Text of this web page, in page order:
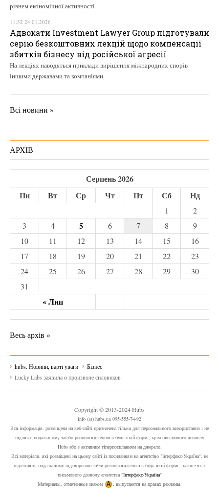
рівнем економічної активності
11:32 24.01.2026
Адвокати Investment Lawyer Group підготували
серію безкоштовних лекцій щодо компенсації
збитків бізнесу від російської агресії
На лекціях наводяться приклади вирішення міжнародних спорів
іншими державами та компаніями
Всі новини »
АРХІВ
Серпень 2026
Пн
Вт Ср Чт Пт Сб Нд
« Лип
1
2
3
4 5 6 7 8
9
10
11 12 13 14 15
16
17
18 19 20 21 22
23
24
25 26 27 28 29
30
31
Весь архів »
hubs. Новини, варті уваги
Бізнес
Lucky Labs заявила о произволе силовиков
Copyright © 2013-2024 Hubs
info (at) hubs.ua 095-555-74-92
Вся інформація, розміщена на веб-сайті призначена тільки для персонального використання і не
підлягає подальшому та/або розповсюдженню в будь-якій формі, крім письмового дозволу
Hubs або з активним гіперпосиланням на джерело.
Всі матеріали, які розміщені на цьому сайті із посиланням на агентство "Інтерфакс-Україна", не
підлягають подальшому відтворенню та/чи розповсюдженню в будь-якій формі, інакше як з
письмового дозволу агентства "Інтерфакс-Україна"
Материалы, отмеченные знаком
, выпусаются на правах рекламы.